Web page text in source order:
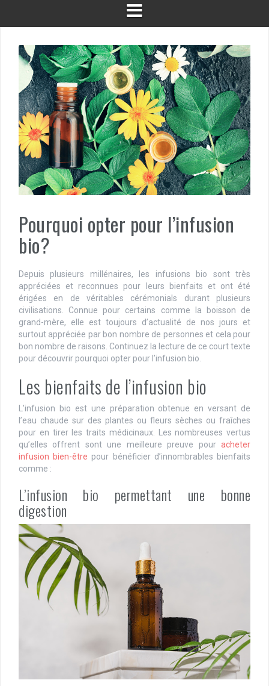
Pourquoi opter pour l’infusion
bio?
Depuis plusieurs millénaires, les infusions bio sont très
appréciées et reconnues pour leurs bienfaits et ont été
érigées en de véritables cérémonials durant plusieurs
civilisations. Connue pour certains comme la boisson de
grand-mère, elle est toujours d’actualité de nos jours et
surtout appréciée par bon nombre de personnes et cela pour
bon nombre de raisons. Continuez la lecture de ce court texte
pour découvrir pourquoi opter pour l’infusion bio.
Les bienfaits de l’infusion bio
L’infusion bio est une préparation obtenue en versant de
l’eau chaude sur des plantes ou fleurs sèches ou fraîches
pour en tirer les traits médicinaux. Les nombreuses vertus
qu’elles offrent sont une meilleure preuve pour acheter
infusion bien-être pour bénéficier d’innombrables bienfaits
comme :
L’infusion bio permettant une bonne
digestion